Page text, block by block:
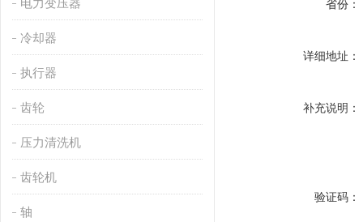
电力变压器
冷却器
执行器
齿轮
压力清洗机
齿轮机
轴
省份：
详细地址：
补充说明：
验证码：